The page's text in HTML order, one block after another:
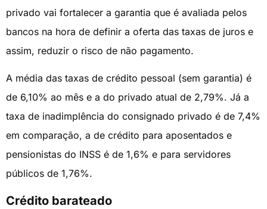
privado vai fortalecer a garantia que é avaliada pelos
bancos na hora de definir a oferta das taxas de juros e
assim, reduzir o risco de não pagamento.
A média das taxas de crédito pessoal (sem garantia) é
de 6,10% ao mês e a do privado atual de 2,79%. Já a
taxa de inadimplência do consignado privado é de 7,4%
em comparação, a de crédito para aposentados e
pensionistas do INSS é de 1,6% e para servidores
públicos de 1,76%.
Crédito barateado